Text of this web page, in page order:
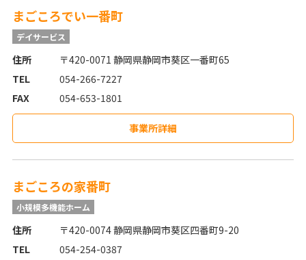
まごころでい一番町
デイサービス
住所
〒420-0071 静岡県静岡市葵区一番町65
TEL
054-266-7227
FAX
054-653-1801
事業所詳細
まごころの家番町
小規模多機能ホーム
住所
〒420-0074 静岡県静岡市葵区四番町9-20
TEL
054-254-0387